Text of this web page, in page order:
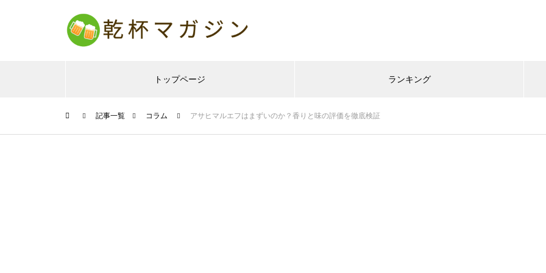
トップページ ランキング
記事一覧 コラム アサヒマルエフはまずいのか？香りと味の評価を徹底検証